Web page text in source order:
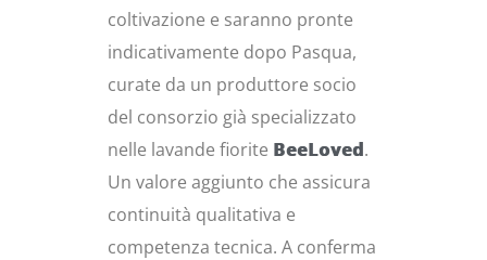
coltivazione e saranno pronte
indicativamente dopo Pasqua,
curate da un produttore socio
del consorzio già specializzato
nelle lavande fiorite BeeLoved.
Un valore aggiunto che assicura
continuità qualitativa e
competenza tecnica. A conferma